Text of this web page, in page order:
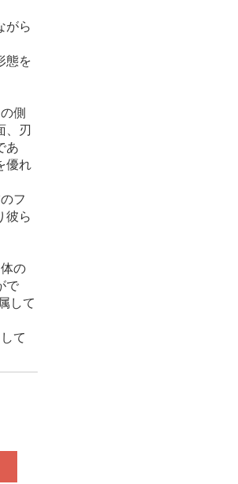
がら
態を
側
、刃
あ
優れ
フ
彼ら
の
で
して
て